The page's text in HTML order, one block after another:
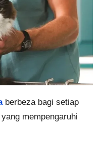
berbeza bagi setiap
mempengaruhi